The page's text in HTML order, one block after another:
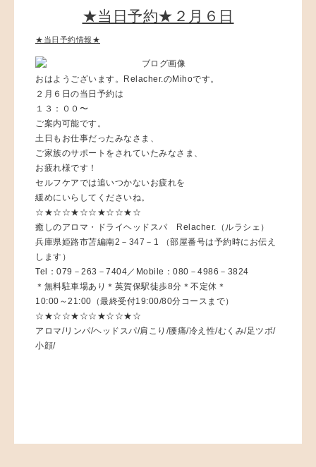
★当日予約★２月６日
★当日予約情報★
おはようございます。Relacher.のMihoです。
２月６日の当日予約は
１３：００〜
ご案内可能です。
土日もお仕事だったみなさま、
ご家族のサポートをされていたみなさま、
お疲れ様です！
セルフケアでは追いつかないお疲れを
緩めにいらしてくださいね。
☆★☆☆★☆☆★☆☆★☆
癒しのアロマ・ドライヘッドスパ Relacher.（ルラシェ）
兵庫県姫路市苫編南2－347－1 （部屋番号は予約時にお伝え
します）
Tel：079－263－7404／Mobile：080－4986－3824
＊無料駐車場あり＊英賀保駅徒歩8分＊不定休＊
10:00～21:00（最終受付19:00/80分コースまで）
☆★☆☆★☆☆★☆☆★☆
アロマ/リンパ/ヘッドスパ/肩こり/腰痛/冷え性/むくみ/足ツボ/
小顔/